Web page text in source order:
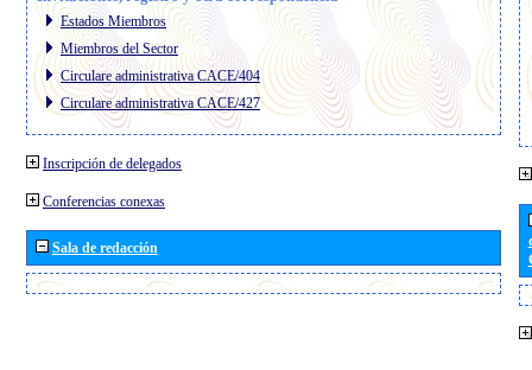
Estados Miembros
Miembros del Sector
Circulare administrativa CACE/404
Circulare administrativa CACE/427
Inscripción de delegados
Conferencias conexas
Sala de redacción